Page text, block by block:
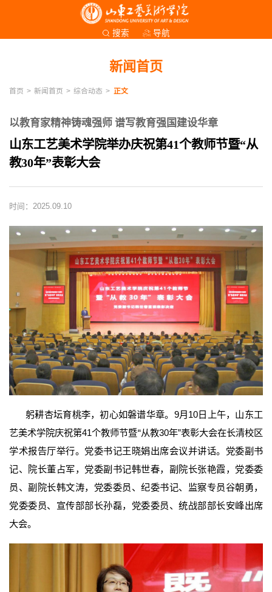
搜索 导航
新闻首页
首页 > 新闻首页 > 综合动态 > 正文
以教育家精神铸魂强师 谱写教育强国建设华章
​山东工艺美术学院举办庆祝第41个教师节暨“从
教30年”表彰大会
时间：2025.09.10
躬耕杏坛育桃李，初心如磐谱华章。9月10日上午，山东工
艺美术学院庆祝第41个教师节暨“从教30年”表彰大会在长清校区
学术报告厅举行。党委书记王晓娟出席会议并讲话。党委副书
记、院长董占军，党委副书记韩世春， 副院长张艳霞， 党委委
员、副院长韩文涛，党委委员、纪委书记、监察专员谷朝勇，
党委委员、宣传部部长孙磊，党委委员、统战部部长安峰出席
大会。